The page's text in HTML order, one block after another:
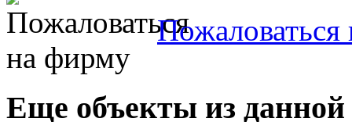
Еще объекты из данной